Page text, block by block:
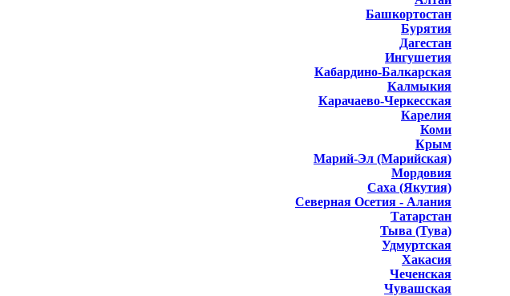
Башкортостан
Бурятия
Дагестан
Ингушетия
Кабардино-Балкарская
Калмыкия
Карачаево-Черкесская
Карелия
Коми
Крым
Марий-Эл (Марийская)
Мордовия
Саха (Якутия)
Северная Осетия - Алания
Татарстан
Тыва (Тува)
Удмуртская
Хакасия
Чеченская
Чувашская